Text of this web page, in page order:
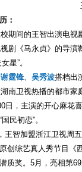
：
期间的王智出演电视
剧《马永贞》的导演
星”。
谢霆锋、 吴秀波搭档出
南卫视热播的都市家
日，主演的开心麻花
民初恋”。
王智加盟浙江卫视周
创综艺真人秀节目《
质奖。5月，亮相第